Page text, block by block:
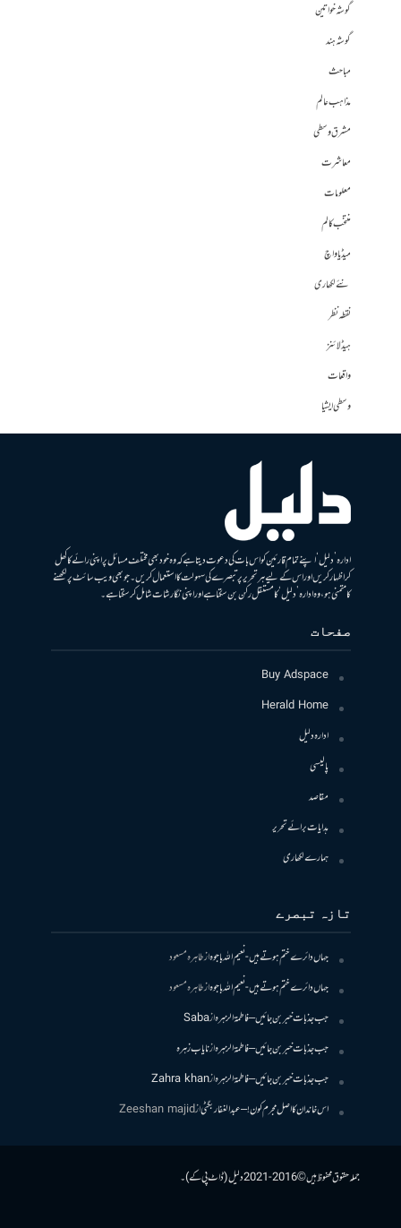
گوشہ خواتین
گوشہ ہند
مباحث
مذاہب عالم
مشرق وسطی
معاشرت
معلومات
منتخب کالم
میڈیا واچ
نئے لکھاری
نقطہ نظر
ہیڈلائنز
واقعات
وسطی ایشیا
ادارہ ’دلیل‘ اپنے تمام قارئین کو اس بات کی دعوت دیتا ہے کہ وہ خود بھی مختلف مسائل پر اپنی رائے کا کھل
کر اظہار کریں اور اس کے لیے ہر تحریر پر تبصرے کی سہولت کا استعمال کریں۔ جو بھی ویب سائٹ پر لکھنے
کا متمنی ہو، وہ ادارہ ’دلیل‘ کا مستقل رکن بن سکتا ہے اور اپنی نگارشات شامل کرسکتا ہے۔
صفحات
Buy Adspace
Herald Home
ادارہ دلیل
پالیسی
مقاصد
ہدایات برائے تحریر
ہمارے لکھاری
تازہ تبصرے
جہاں دائرے ختم ہوتے ہیں- نعیم اللہ باجوہازطاہرہ مسعود
جہاں دائرے ختم ہوتے ہیں- نعیم اللہ باجوہازطاہرہ مسعود
جب جذبات خبر بن جائیں – فاطمۃالزہرہازSaba
جب جذبات خبر بن جائیں – فاطمۃالزہرہازنایاب زہرہ
جب جذبات خبر بن جائیں – فاطمۃالزہرہازZahra khan
اس خاندان کا اصل مجرم کون! – عبدالغفار بگٹیازZeeshan majid
جملہ حقوق محفوظ ہیں © 2016-2021 دلیل (ڈاٹ پی کے)۔